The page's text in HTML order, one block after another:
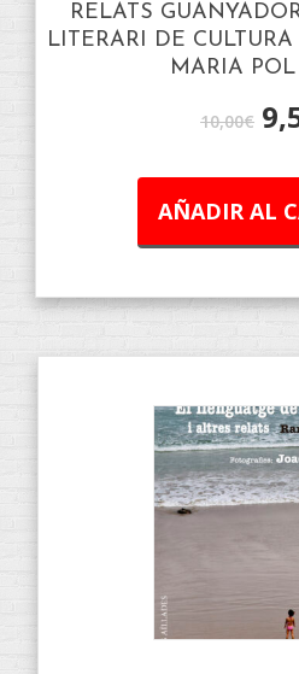
RELATS
LITERARI DE
MARIA
10,00€
AÑADIR AL